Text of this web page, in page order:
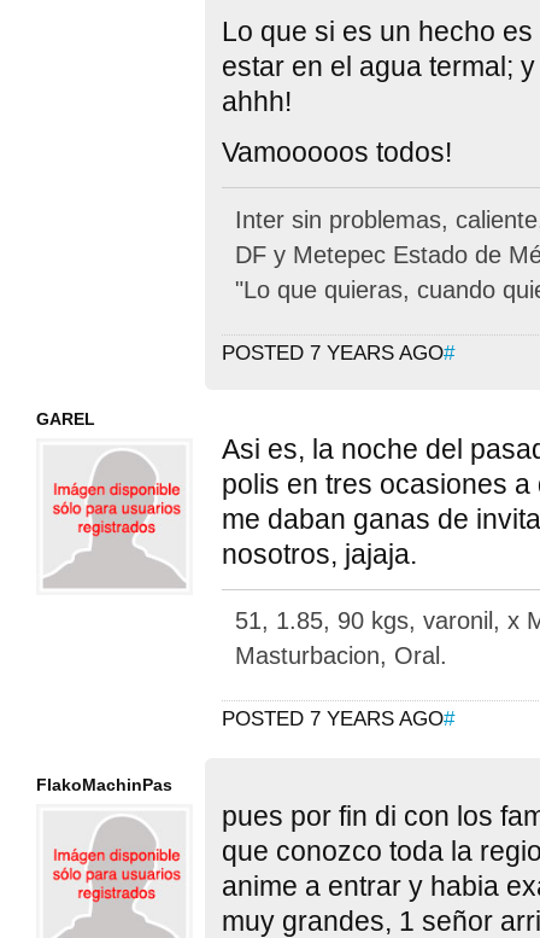
Lo que si es un hecho
estar en el agua termal;
ahhh!
Vamooooos todos!
Inter sin problemas,
DF y Metepec Estado de
"Lo que quieras, cuando
POSTED 7 YEARS AGO#
GAREL
Asi es, la noche del
polis en tres ocasiones
me daban ganas de
nosotros, jajaja.
51, 1.85, 90 kgs, varonil, x
Masturbacion, Oral.
POSTED 7 YEARS AGO#
FlakoMachinPas
pues por fin di con los
que conozco toda la
anime a entrar y habia
muy grandes, 1 señor